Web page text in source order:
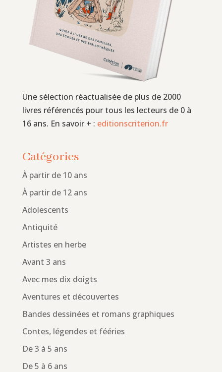
Une sélection réactualisée de plus de 2000
livres référencés pour tous les lecteurs de 0 à
16 ans. En savoir + : editionscriterion.fr
Catégories
À partir de 10 ans
À partir de 12 ans
Adolescents
Antiquité
Artistes en herbe
Avant 3 ans
Avec mes dix doigts
Aventures et découvertes
Bandes dessinées et romans graphiques
Contes, légendes et fééries
De 3 à 5 ans
De 5 à 6 ans